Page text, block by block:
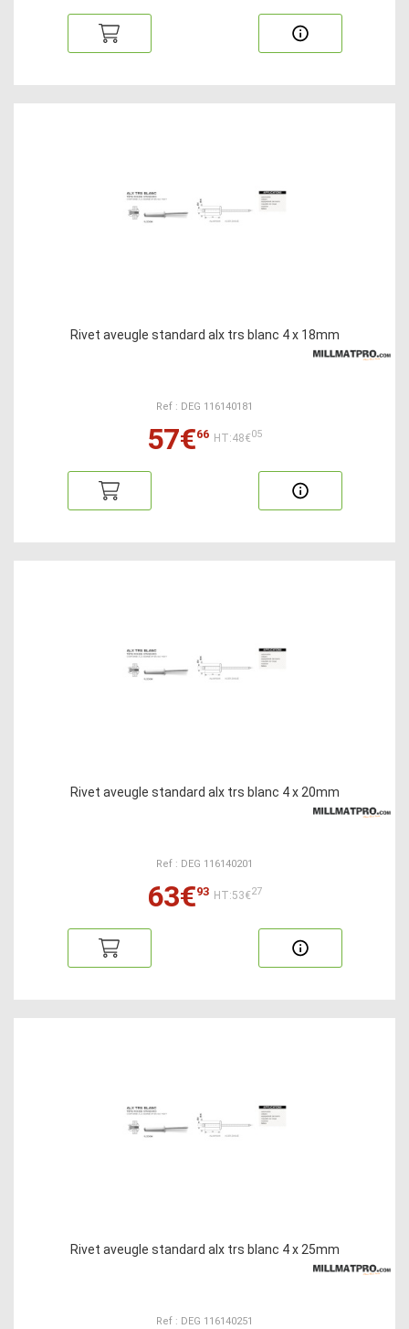
Rivet aveugle standard alx trs blanc 4 x 18mm
Ref : DEG 116140181
57€66 HT:48€05
Rivet aveugle standard alx trs blanc 4 x 20mm
Ref : DEG 116140201
63€93 HT:53€27
Rivet aveugle standard alx trs blanc 4 x 25mm
Ref : DEG 116140251